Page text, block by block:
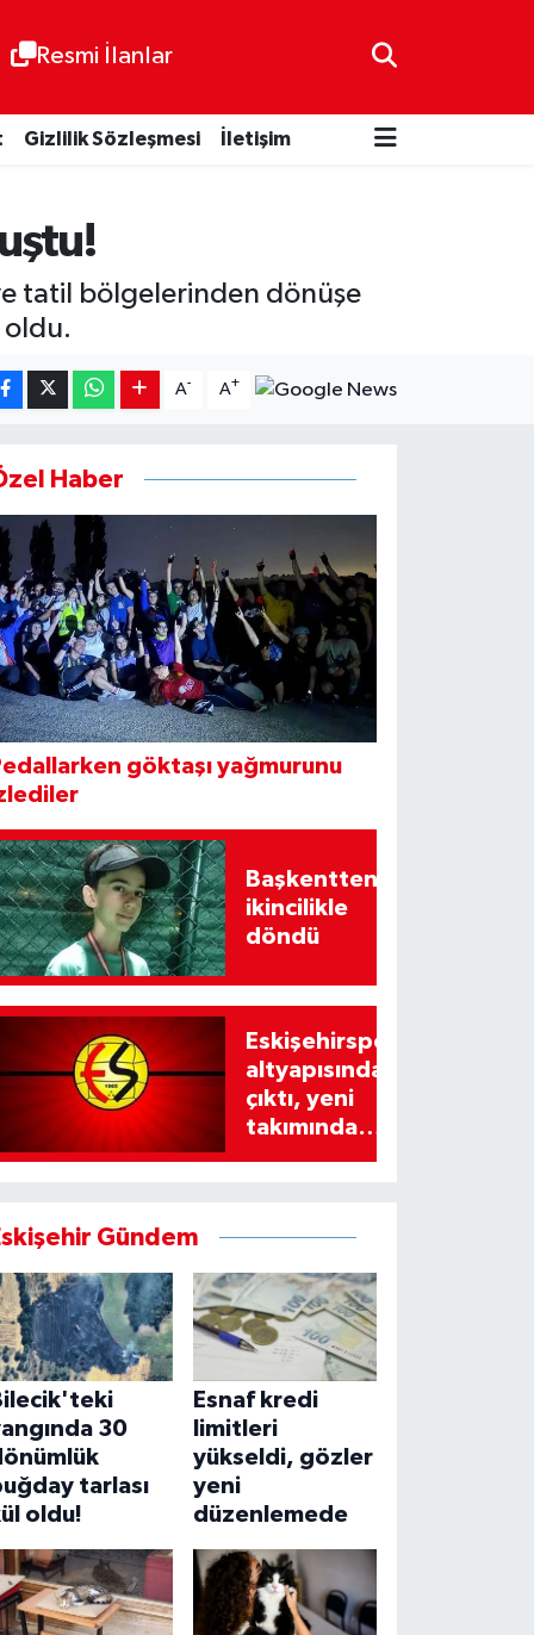
Resmi İlanlar
Gizlilik Sözleşmesi İletişim
tatil bölgelerinden dönüşe
oldu.
A- A+
Haber
göktaşı yağmurunu
Başkentten
ikincilikle
döndü
Eskişehirspor
altyapısından
çıktı, yeni
takımında
Gündem
30
tarlası
oldu!
Esnaf kredi
limitleri
yükseldi, gözler
yeni
düzenlemede